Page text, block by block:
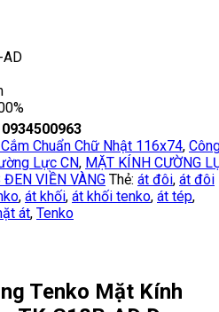
AD
Chuẩn Chữ Nhật 116x74,
Lực CN, MẶT KÍNH CƯỜNG
VIỀN VÀNG Thẻ: át đôi, át đôi
, át khối, át khối tenko, át tép,
át, Tenko
Tenko Mặt Kính